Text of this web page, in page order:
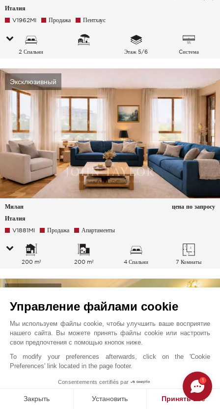
Италия
V1962MI Продажа Пентхаус
2 Спальни Этаж 5/6
Cистема
Эксклюзивный
Милан
Италия
цена по запросу
V1881MI Продажа Апартаменты
200 m² 200 m² 4 Спальни 7 Комнаты
Управление файлами cookie
Мы используем файлы cookie, чтобы улучшить ваше восприятие
нашего сайта. Вы можете принять файлы cookie или настроить
свои предпочтения с помощью кнопок ниже.
To modify your preferences afterwards, click on the 'Cookie
Preferences' link located in the page footer.
Consentements certifiés par
Закрыть Установить Принять все
1